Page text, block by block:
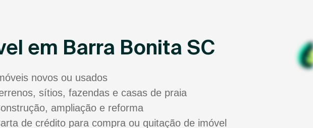
em Barra Bonita SC
novos ou usados
sítios, fazendas e casas de praia
ampliação e reforma
de crédito para compra ou quitação de imóvel